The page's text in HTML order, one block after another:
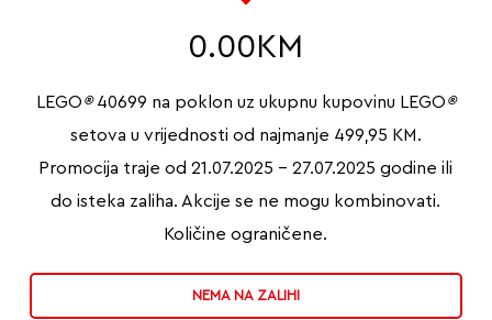
0.00 KM
LEGO®40699 na poklon uz ukupnu kupovinu LEGO®
setova u vrijednosti od najmanje 499,95 KM.
Promocija traje od 21.07.2025 – 27.07.2025 godine ili
do isteka zaliha. Akcije se ne mogu kombinovati.
Količine ograničene.
NEMA NA ZALIHI